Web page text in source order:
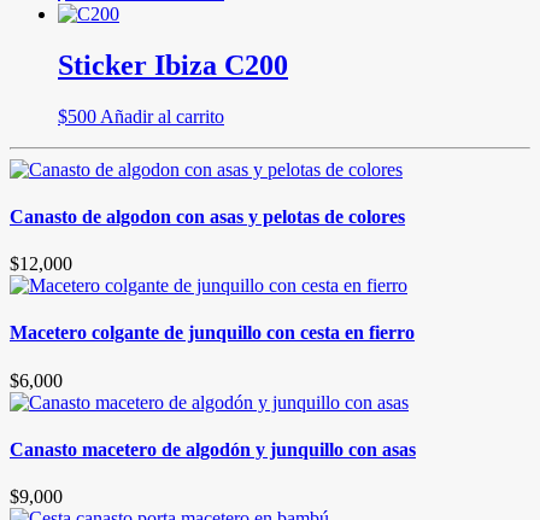
Sticker Ibiza C200
$500 Añadir al carrito
Canasto de algodon con asas y pelotas de colores
$12,000
Macetero colgante de junquillo con cesta en fierro
$6,000
Canasto macetero de algodón y junquillo con asas
$9,000